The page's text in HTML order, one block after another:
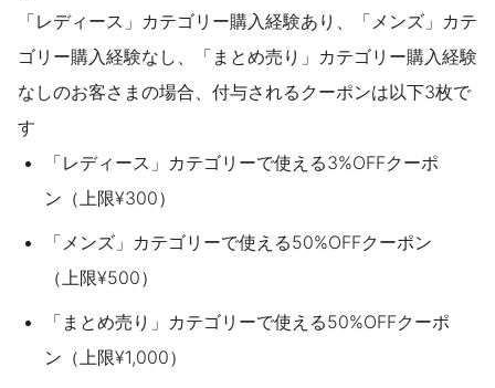
「レディース」カテゴリー購入経験あり、「メンズ」カテ
ゴリー購入経験なし、「まとめ売り」カテゴリー購入経験
なしのお客さまの場合、付与されるクーポンは以下3枚で
す
「レディース」カテゴリーで使える3%OFFクーポ
ン（上限¥300）
「メンズ」カテゴリーで使える50%OFFクーポン
（上限¥500）
「まとめ売り」カテゴリーで使える50%OFFクーポ
ン（上限¥1,000）